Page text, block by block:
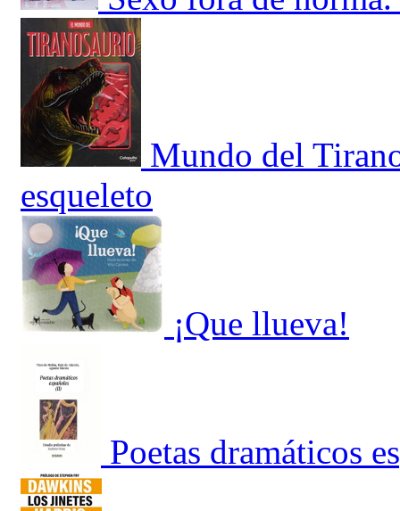
Mundo del
esqueleto
¡Que llueva!
Poetas dramáticos